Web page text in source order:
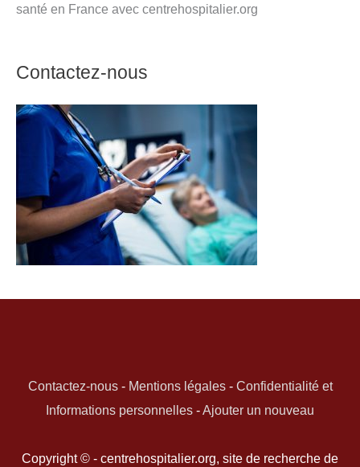
santé en France avec centrehospitalier.org
Contactez-nous
Contactez-nous- Mentions légales- Confidentialité et
Informations personnelles -Ajouter un nouveau
Copyright © - centrehospitalier.org, site de recherche de